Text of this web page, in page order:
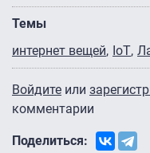
Темы
интернет вещей
IoT
Войдите или
комментарии
Поделиться: